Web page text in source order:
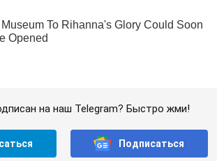
на наш Telegram? Быстро жми!
Подписаться